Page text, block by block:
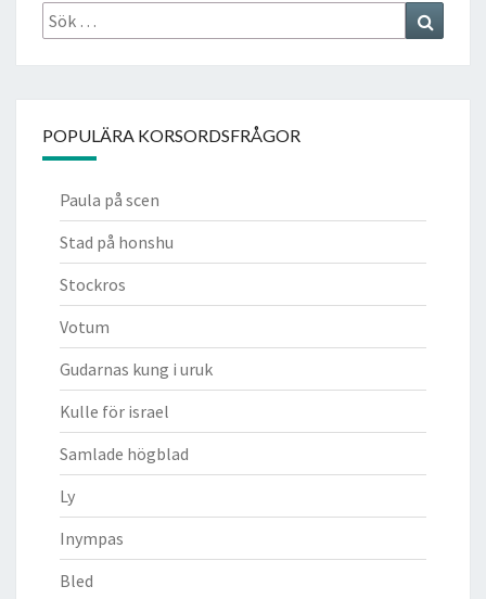
Sök
efter:
POPULÄRA KORSORDSFRÅGOR
Paula på scen
Stad på honshu
Stockros
Votum
Gudarnas kung i uruk
Kulle för israel
Samlade högblad
Ly
Inympas
Bled